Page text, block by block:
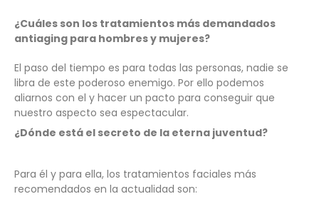
¿Cuáles son los tratamientos más demandados
antiaging para hombres y mujeres?
El paso del tiempo es para todas las personas, nadie se
libra de este poderoso enemigo. Por ello podemos
aliarnos con el y hacer un pacto para conseguir que
nuestro aspecto sea espectacular.
¿Dónde está el secreto de la eterna juventud?
Para él y para ella, los tratamientos faciales más
recomendados en la actualidad son: